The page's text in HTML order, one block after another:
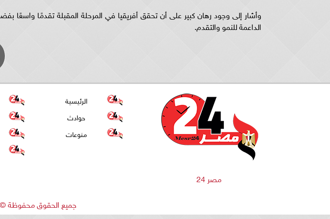
وأشار إلى وجود رهان كبير على أن تحقق أفريقيا في المرحلة المقبلة تقدمًا واسعًا بفضل
الداعمة للنمو والتقدم.
مصر 24
الرئيسية
حوادث
منوعات
جميع الحقوق محفوظة©